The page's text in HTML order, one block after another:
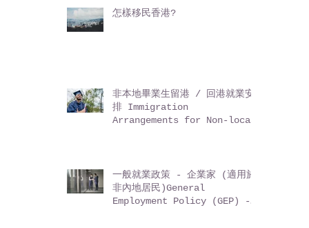
怎樣移民香港?
非本地畢業生留港 / 回港就業安
排 Immigration
Arrangements for Non-local
一般就業政策 - 企業家 (適用於
非內地居民)General
Employment Policy (GEP) -